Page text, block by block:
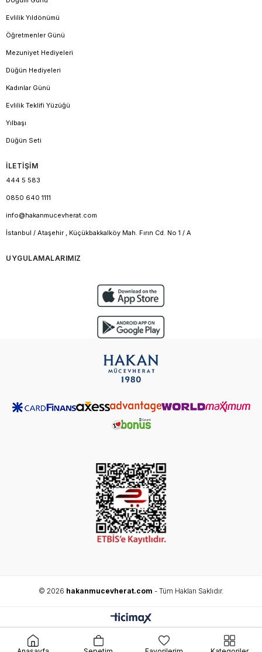
Evlilik Yıldönümü
Öğretmenler Günü
Mezuniyet Hediyeleri
Düğün Hediyeleri
Kadınlar Günü
Evlilik Teklifi Yüzüğü
Yılbaşı
Düğün Seti
İLETİŞİM
444 5 583
0850 640 1111
info@hakanmucevherat.com
İstanbul / Ataşehir , Küçükbakkalköy Mah. Fırın Cd. No 1 / A
UYGULAMALARIMIZ
© 2026 hakanmucevherat.com - Tüm Hakları Saklıdır.